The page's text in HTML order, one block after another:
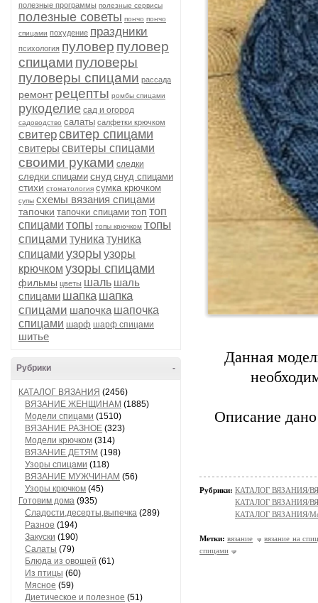
полезные программы полезные сервисы
полезные советы пончо пончо
спицами похудение праздники
психология пуловер пуловер
спицами пуловеры
пуловеры спицами рассада
ремонт рецепты ромбы спицами
рукоделие сад и огород
садоводство салаты салфетки крючком
свитерсвитер спицами
свитеры свитеры спицами
своими руками следки
следки спицами снуд снуд спицами
стихи стоматология сумка крючком
супы схемы вязания спицами
тапочки тапочки спицами топ топ
спицами топы топы крючком топы
спицами туника туника
спицами узоры узоры
крючком узоры спицами
фильмы цветы шаль шаль
спицами шапка шапка
спицами шапочка шапочка
спицами шарф шарф спицами
шитье
-
Рубрики
КАТАЛОГ ВЯЗАНИЯ (2456)
ВЯЗАНИЕ ЖЕНЩИНАМ (1885)
Модели спицами (1510)
ВЯЗАНИЕ РАЗНОЕ (323)
Модели крючком (314)
ВЯЗАНИЕ ДЕТЯМ (198)
Узоры спицами (118)
ВЯЗАНИЕ МУЖЧИНАМ (56)
Узоры крючком (45)
Готовим дома (935)
Сладости,десерты,выпечка (289)
Разное (194)
Закуски (190)
Салаты (79)
Блюда из овощей (61)
Из птицы (60)
Мясное (59)
Диетическое и полезное (51)
Данная
Описание
Рубрики: КАТАЛОГ ВЯЗАНИЯ/
КАТАЛОГ ВЯЗАНИЯ/
КАТАЛОГ ВЯЗАНИЯ/
Метки: вязание
вязание на
спицами